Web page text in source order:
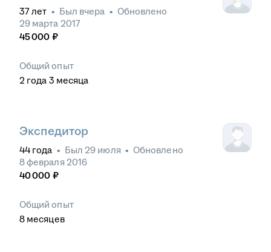
37лет • Был вчера • Обновлено
29 марта 2017
45 000 ₽
Общий опыт
2 года 3 месяца
Экспедитор
44 года • Был 29 июля • Обновлено
8 февраля 2016
40 000 ₽
Общий опыт
8 месяцев